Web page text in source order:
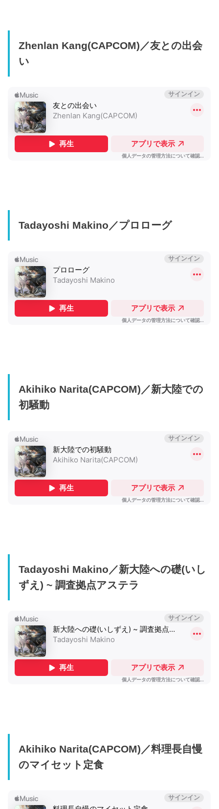
Zhenlan Kang(CAPCOM)／友との出会
い
Tadayoshi Makino／プロローグ
Akihiko Narita(CAPCOM)／新大陸での
初騒動
Tadayoshi Makino／新大陸への礎(いし
ずえ) ~ 調査拠点アステラ
Akihiko Narita(CAPCOM)／料理長自慢
のマイセット定食